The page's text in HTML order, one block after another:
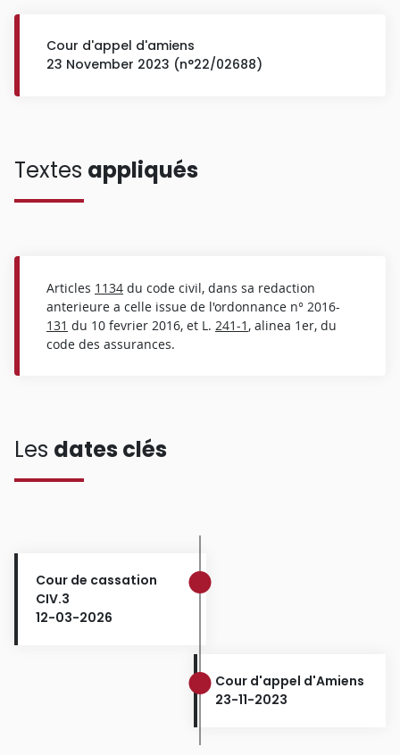
Cour d'appel d'amiens
23 November 2023 (n°22/02688)
Textes appliqués
Articles 1134 du code civil, dans sa redaction
anterieure a celle issue de l'ordonnance n° 2016-
131 du 10 fevrier 2016, et L. 241-1 , alinea 1er, du
code des assurances.
Les dates clés
Cour de cassation
CIV.3
12-03-2026
Cour d'appel d'Amiens
23-11-2023